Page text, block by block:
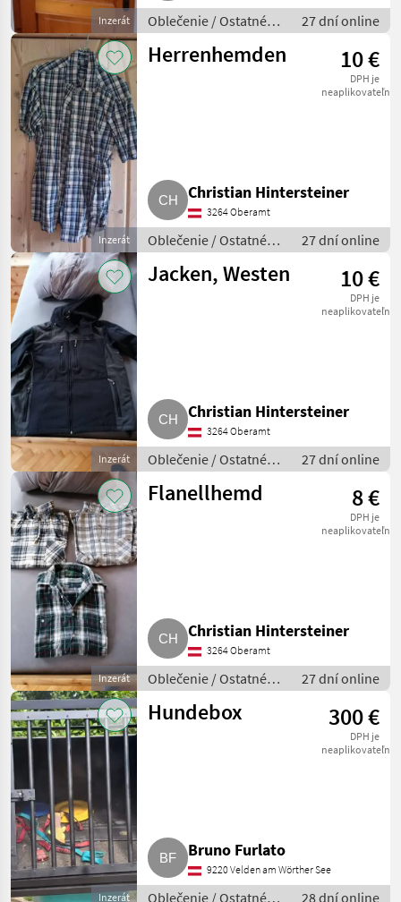
Inzerát
Oblečenie / Ostatné
oblečenie
27 dní online
Inzerát
Herrenhemden 10 €
DPH je
neaplikovateľné
Christian Hintersteiner
3264 Oberamt
Oblečenie / Ostatné
oblečenie
27 dní online
Inzerát
Jacken, Westen 10 €
DPH je
neaplikovateľné
Christian Hintersteiner
3264 Oberamt
Oblečenie / Ostatné
oblečenie
27 dní online
Inzerát
Flanellhemd 8 €
DPH je
neaplikovateľné
Christian Hintersteiner
3264 Oberamt
Oblečenie / Ostatné
oblečenie
27 dní online
Inzerát
Hundebox 300 €
DPH je
neaplikovateľné
Bruno Furlato
9220 Velden am Wörther See
Oblečenie / Ostatné
28 dní online